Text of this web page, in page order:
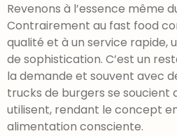
Revenons à l’essence même
Contrairement au fast food
qualité et à un service rapide,
de sophistication. C’est un
la demande et souvent avec
trucks de burgers se soucient
utilisent, rendant le concept
alimentation consciente.